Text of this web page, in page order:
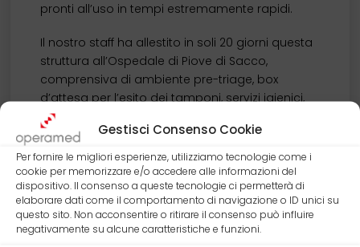
Gestisci Consenso Cookie
Per fornire le migliori esperienze, utilizziamo tecnologie come i
cookie per memorizzare e/o accedere alle informazioni del
dispositivo. Il consenso a queste tecnologie ci permetterà di
elaborare dati come il comportamento di navigazione o ID unici su
questo sito. Non acconsentire o ritirare il consenso può influire
negativamente su alcune caratteristiche e funzioni.
pronti all’uso in tempi estremamente rapidi.
Il nostro staff ha allestito in soli 20 giorni questa
struttura all’Ospedale di Piove di Sacco,
comprensiva di ambiente pre-triage, box
d’attesa per l’esito dei tamponi, servizi igienici,
sale d’attesa nel rispetto dei protocolli Covid e
ambulatori con spazi pensati per personale e
utenti.
Queste le specifiche.
Struttura: carpenteria metallica;
Rivestimento: pannelli sandwich per garantire